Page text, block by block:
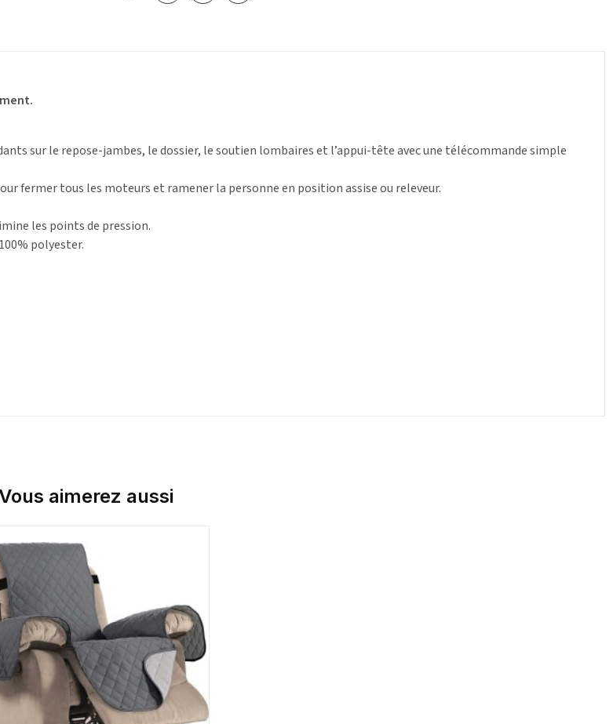
sur le repose-jambes, le dossier, le soutien lombaires et l’appui-tête avec une télécommande simple
fermer tous les moteurs et ramener la personne en position assise ou releveur.
les points de pression.
polyester.
aimerez aussi